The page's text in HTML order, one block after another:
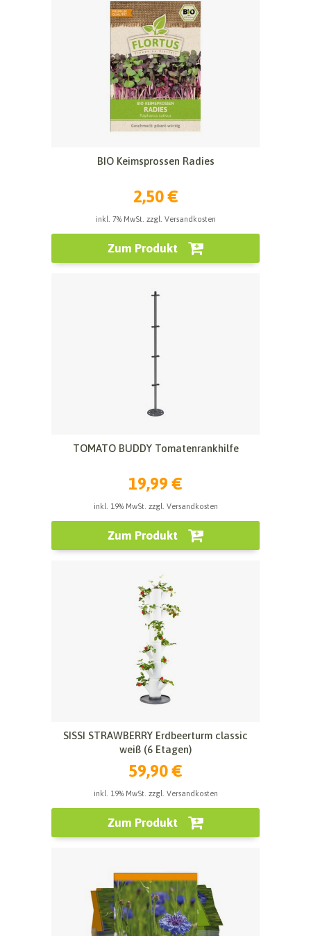
BIO Keimsprossen Radies
2,50 €
inkl. 7% MwSt. zzgl. Versandkosten
Zum Produkt
TOMATO BUDDY Tomatenrankhilfe
19,99 €
inkl. 19% MwSt. zzgl. Versandkosten
Zum Produkt
SISSI STRAWBERRY Erdbeerturm classic
weiß (6 Etagen)
59,90 €
inkl. 19% MwSt. zzgl. Versandkosten
Zum Produkt